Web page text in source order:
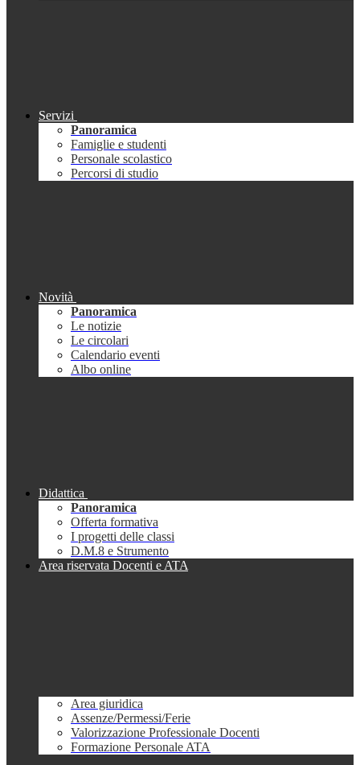
Servizi
Panoramica
Famiglie e studenti
Personale scolastico
Percorsi di studio
Novità
Panoramica
Le notizie
Le circolari
Calendario eventi
Albo online
Didattica
Panoramica
Offerta formativa
I progetti delle classi
D.M.8 e Strumento
Area riservata Docenti e ATA
Area giuridica
Assenze/Permessi/Ferie
Valorizzazione Professionale Docenti
Formazione Personale ATA